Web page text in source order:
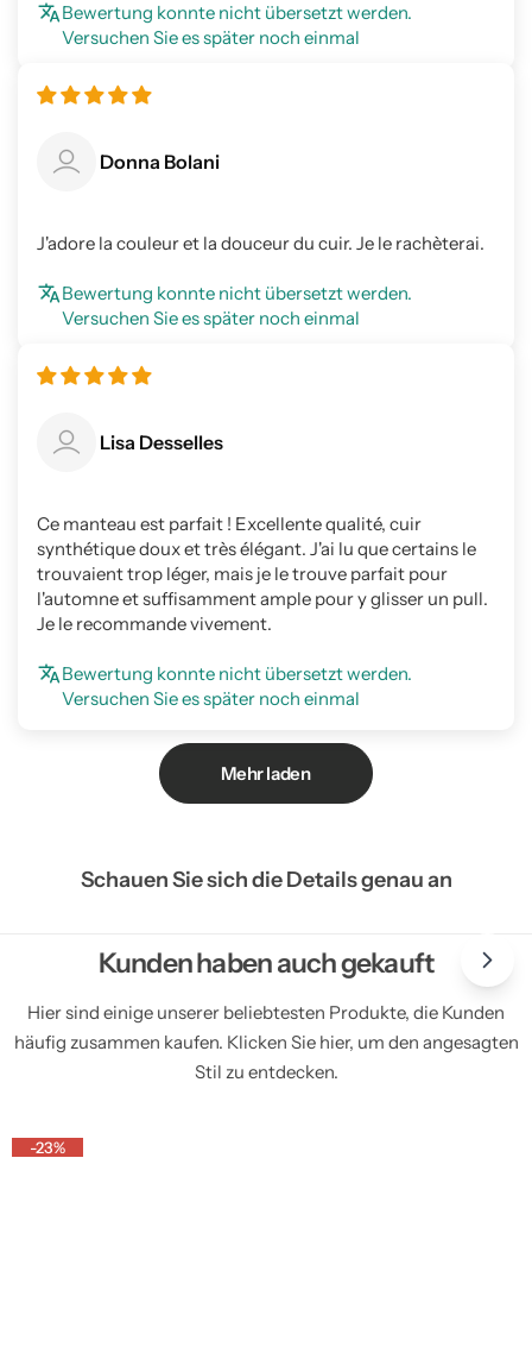
Bewertung konnte nicht übersetzt werden.
Versuchen Sie es später noch einmal
Donna Bolani
J'adore la couleur et la douceur du cuir. Je le rachèterai.
Bewertung konnte nicht übersetzt werden.
Versuchen Sie es später noch einmal
Lisa Desselles
Ce manteau est parfait ! Excellente qualité, cuir
synthétique doux et très élégant. J'ai lu que certains le
trouvaient trop léger, mais je le trouve parfait pour
l'automne et suffisamment ample pour y glisser un pull.
Je le recommande vivement.
Bewertung konnte nicht übersetzt werden.
Versuchen Sie es später noch einmal
Mehr laden
Schauen Sie sich die Details genau an
Kunden haben auch gekauft
Hier sind einige unserer beliebtesten Produkte, die Kunden
häufig zusammen kaufen. Klicken Sie hier, um den angesagten
Stil zu entdecken.
-23%